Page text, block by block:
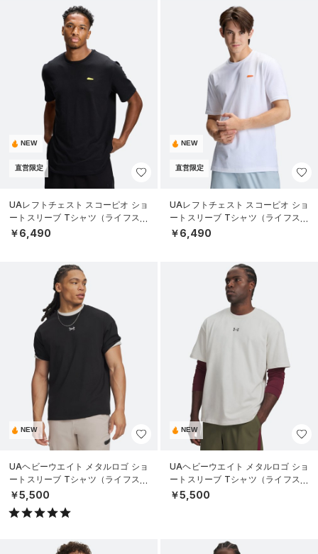
NEW
直営限定
UAレフトチェスト スコーピオ ショ
ートスリーブ Tシャツ（ライフスタ
イル/MEN）
￥6,490
NEW
直営限定
UAレフトチェスト スコーピオ ショ
ートスリーブ Tシャツ（ライフスタ
イル/MEN）
￥6,490
NEW
UAヘビーウエイト メタルロゴ ショ
ートスリーブ Tシャツ（ライフスタ
イル/MEN）
￥5,500
NEW
UAヘビーウエイト メタルロゴ ショ
ートスリーブ Tシャツ（ライフスタ
イル/MEN）
￥5,500